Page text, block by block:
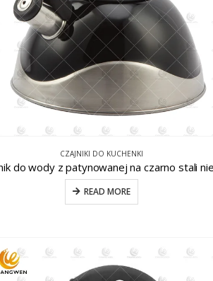
CZAJNIKI DO KUCHENKI
READ MORE